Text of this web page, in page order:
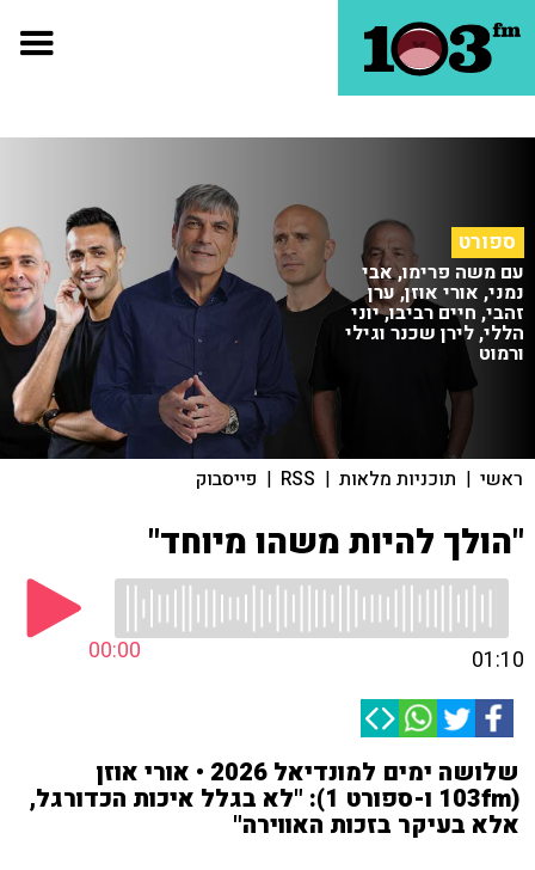
ספורט
עם משה פרימו, אבי
נמני, אורי אוזן, ערן
זהבי, חיים רביבו, יוני
הללי, לירן שכנר וגילי
ורמוט
ראשי | תוכניות מלאות |
RSS
| פייסבוק
"הולך להיות משהו מיוחד"
00:00 01:10
שלושה ימים למונדיאל 2026 • אורי אוזן
(103fm ו-ספורט 1): "לא בגלל איכות הכדורגל,
אלא בעיקר בזכות האווירה"